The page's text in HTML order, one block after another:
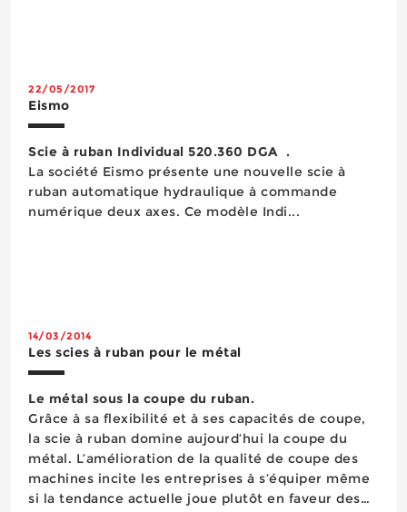
22/05/2017
Eismo
Scie à ruban Individual 520.360 DGA .
La société Eismo présente une nouvelle scie à
ruban automatique hydraulique à commande
numérique deux axes. Ce modèle Indi...
14/03/2014
Les scies à ruban pour le métal
Le métal sous la coupe du ruban.
Grâce à sa flexibilité et à ses capacités de coupe,
la scie à ruban domine aujourd’hui la coupe du
métal. L’amélioration de la qualité de coupe des
machines incite les entreprises à s’équiper même
si la tendance actuelle joue plutôt en faveur des